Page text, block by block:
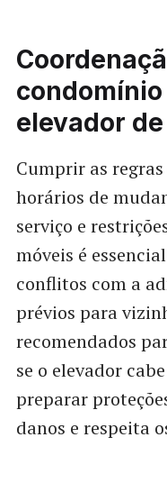
condomínio
elevador
Cumprir as regras
horários de
serviço e
móveis é
conflitos com a
prévios para
recomendados
se o elevador
preparar
danos e respeita